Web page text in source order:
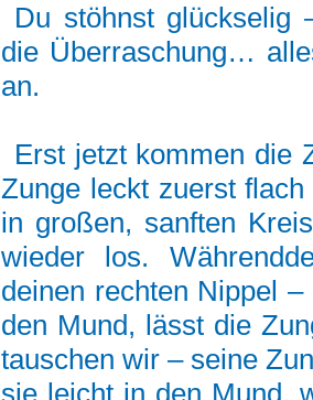
Du stöhnst glückselig
die Überraschung…
an.
Erst jetzt kommen die
Zunge leckt zuerst
in großen, sanften
wieder los.
deinen rechten Nippel
den Mund, lässt die
tauschen wir – seine